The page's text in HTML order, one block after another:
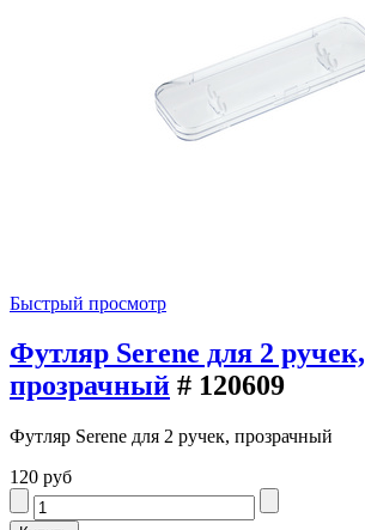
Быстрый просмотр
Футляр Serene для 2 ручек,
прозрачный # 120609
Футляр Serene для 2 ручек, прозрачный
120 руб